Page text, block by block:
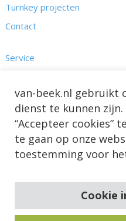
Turnkey projecten
Contact
Service
Nieuws & Projecten
Over ons
van-beek.nl gebruikt
dienst te kunnen
“Accepteer cookies”
te gaan op onze
toestemming voor
Cookie